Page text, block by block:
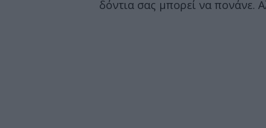
δόντια σας μπορεί να πονάνε.